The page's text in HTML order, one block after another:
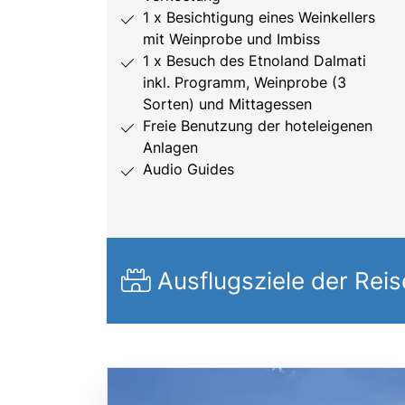
1 x Besichtigung eines Weinkellers
mit Weinprobe und Imbiss
1 x Besuch des Etnoland Dalmati
inkl. Programm, Weinprobe (3
Sorten) und Mittagessen
Freie Benutzung der hoteleigenen
Anlagen
Audio Guides
Ausflugsziele der